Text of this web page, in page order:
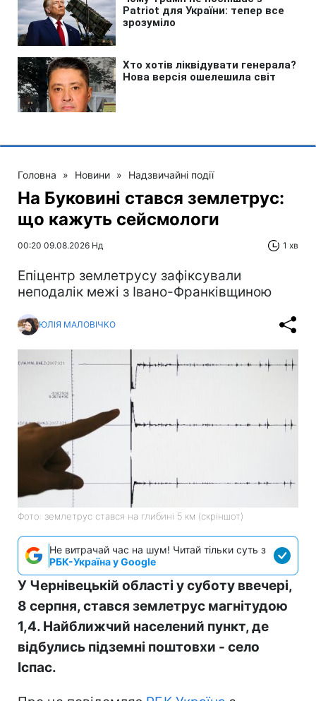
Головна » Новини » Надзвичайні події
На Буковині стався землетрус:
що кажуть сейсмологи
00:20 09.08.2026 Нд 1 хв
Епіцентр землетрусу зафіксували
неподалік межі з Івано-Франківщиною
ЮЛІЯ МАЛОВІЧКО
Фото: землетрус стався на глибині 5 км (скріншот)
Не витрачай час на шум! Читай тільки суть з
РБК-Україна у Google
У Чернівецькій області у суботу ввечері,
8 серпня, стався землетрус магнітудою
1,4. Найближчий населений пункт, де
відбулись підземні поштовхи - село
Іспас.